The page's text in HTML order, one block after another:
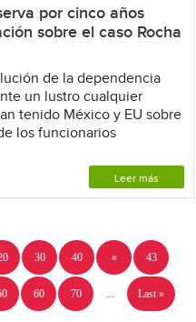
por cinco años
sobre el caso Rocha
de la dependencia
un lustro cualquier
tenido México y EU sobre
los funcionarios
Leer más
30 40 « 43
60 70 Last »